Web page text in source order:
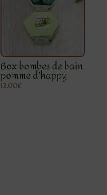
Box bombes de bain
pomme d’happy
12.00€